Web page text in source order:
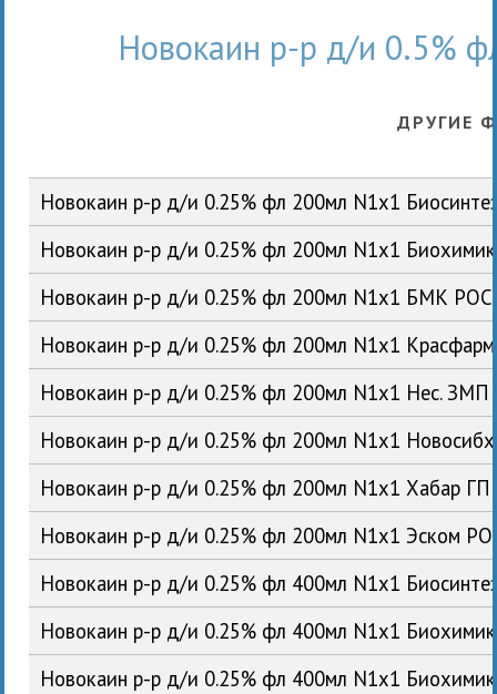
Новокаин р-р д/и 0.5%
ДРУГИЕ
Новокаин р-р д/и 0.25% фл 200мл N1x1
Новокаин р-р д/и 0.25% фл 200мл N1x1
Новокаин р-р д/и 0.25% фл 200мл N1x1 БМК РОС
Новокаин р-р д/и 0.25% фл 200мл N1x1
Новокаин р-р д/и 0.25% фл 200мл N1x1 Нес.
Новокаин р-р д/и 0.25% фл 200мл N1x1
Новокаин р-р д/и 0.25% фл 200мл N1x1 Хабар
Новокаин р-р д/и 0.25% фл 200мл N1x1 Эском
Новокаин р-р д/и 0.25% фл 400мл N1x1
Новокаин р-р д/и 0.25% фл 400мл N1x1
Новокаин р-р д/и 0.25% фл 400мл N1x1